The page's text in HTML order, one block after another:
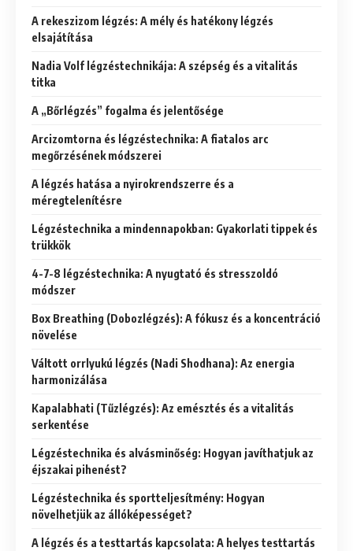
A rekeszizom légzés: A mély és hatékony légzés
elsajátítása
Nadia Volf légzéstechnikája: A szépség és a vitalitás
titka
A „Bőrlégzés” fogalma és jelentősége
Arcizomtorna és légzéstechnika: A fiatalos arc
megőrzésének módszerei
A légzés hatása a nyirokrendszerre és a
méregtelenítésre
Légzéstechnika a mindennapokban: Gyakorlati tippek és
trükkök
4-7-8 légzéstechnika: A nyugtató és stresszoldó
módszer
Box Breathing (Dobozlégzés): A fókusz és a koncentráció
növelése
Váltott orrlyukú légzés (Nadi Shodhana): Az energia
harmonizálása
Kapalabhati (Tűzlégzés): Az emésztés és a vitalitás
serkentése
Légzéstechnika és alvásminőség: Hogyan javíthatjuk az
éjszakai pihenést?
Légzéstechnika és sportteljesítmény: Hogyan
növelhetjük az állóképességet?
A légzés és a testtartás kapcsolata: A helyes testtartás